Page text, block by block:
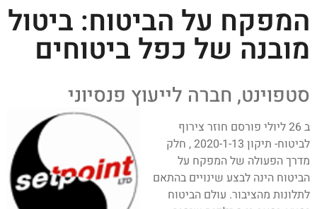
המפקח על הביטוח: ביטול
מובנה של כפל ביטוחים
סטפוינט, חברה לייעוץ פנסיוני
ב 26 ליולי פורסם חוזר צירוף
לביטוח- תיקון 2020-1-13 , חלק
מדרך הפעולה של המפקח על
הביטוח הינה לבצע שינויים בהתאם
לתלונות מהציבור. עולם הביטוח